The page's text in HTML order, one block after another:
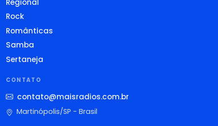
Rock
Românticas
Samba
Sertaneja
CONTATO
contato@maisradios.com.br
Martinópolis/SP - Brasil